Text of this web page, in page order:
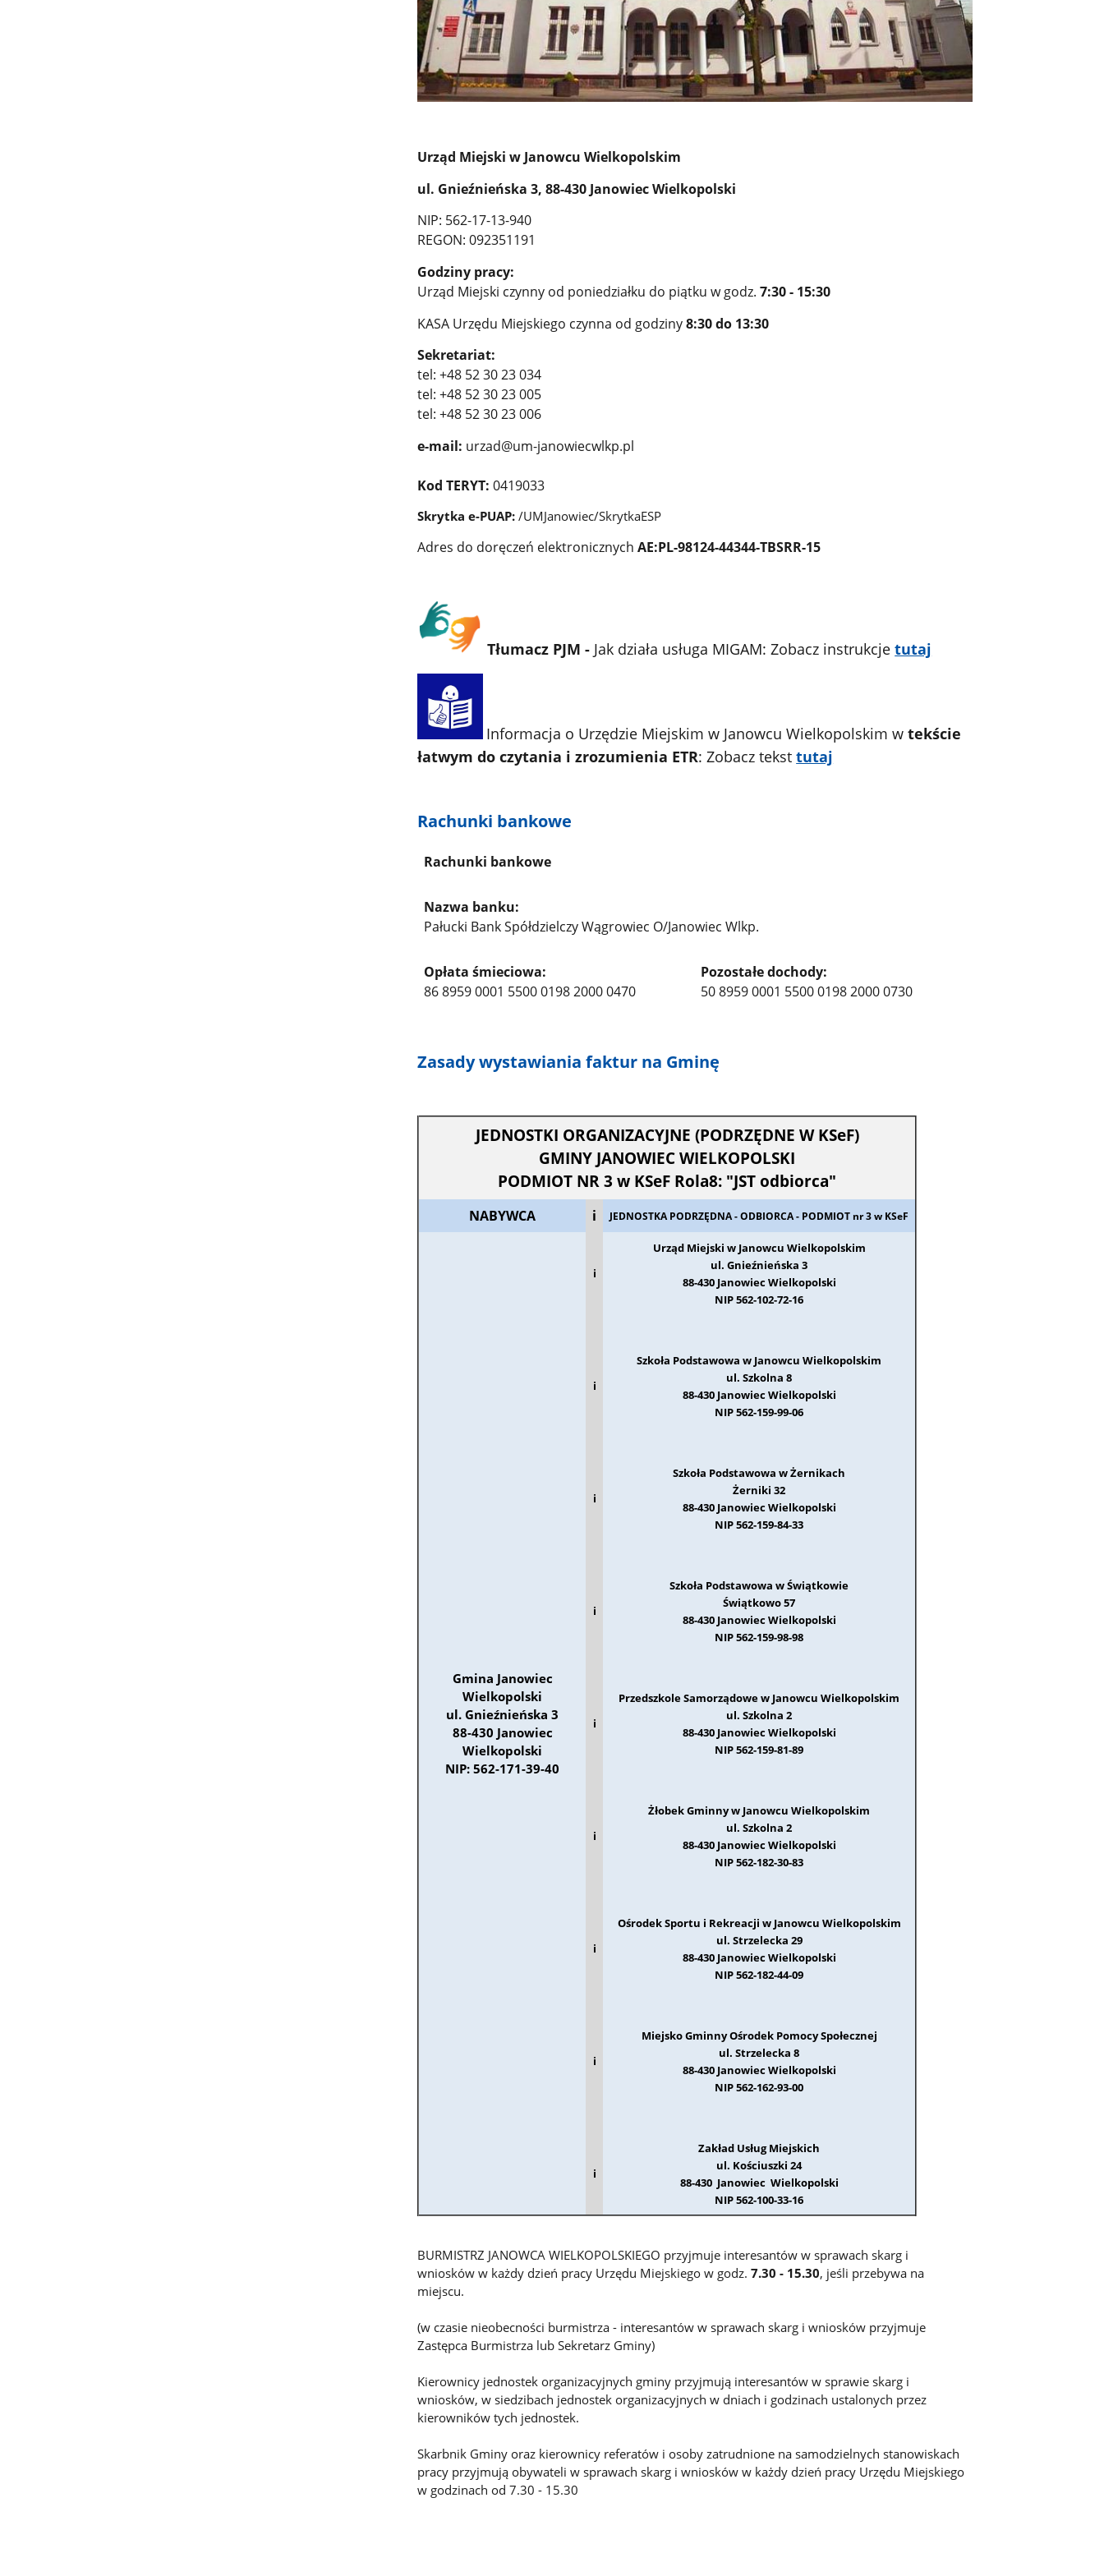
Urząd Miejski w Janowcu Wielkopolskim
ul. Gnieźnieńska 3, 88-430 Janowiec Wielkopolski
NIP: 562-17-13-940
REGON: 092351191
Godziny pracy:
Urząd Miejski czynny od poniedziałku do piątku w godz.7:30 - 15:30
KASA Urzędu Miejskiego czynna od godziny8:30 do 13:30
Sekretariat:
tel: +48 52 30 23 034
tel: +48 52 30 23 005
tel: +48 52 30 23 006
e-mail: urzad@um-janowiecwlkp.pl
Kod TERYT: 0419033
Skrytka e-PUAP: /UMJanowiec/SkrytkaESP
Adres do doręczeń elektronicznychAE:PL-98124-44344-TBSRR-15
Tłumacz PJM - Jak działa usługa MIGAM: Zobacz instrukcjetutaj
Informacja o Urzędzie Miejskim w Janowcu Wielkopolskim w tekście
łatwym do czytania i zrozumienia ETR: Zobacz teksttutaj
Rachunki bankowe
Rachunki bankowe
Nazwa banku:
Pałucki Bank Spółdzielczy Wągrowiec O/Janowiec Wlkp.
Opłata śmieciowa:
86 8959 0001 5500 0198 2000 0470
Pozostałe dochody:
50 8959 0001 5500 0198 2000 0730
Zasady wystawiania faktur na Gminę
JEDNOSTKI ORGANIZACYJNE (PODRZĘDNE W KSeF)
GMINY JANOWIEC WIELKOPOLSKI
PODMIOT NR 3 w KSeF Rola8: "JST odbiorca"
NABYWCA i JEDNOSTKA PODRZĘDNA - ODBIORCA - PODMIOT nr 3 w KSeF
Gmina Janowiec
Wielkopolski
ul. Gnieźnieńska 3
88-430 Janowiec
Wielkopolski
NIP: 562-171-39-40
i
Urząd Miejski w Janowcu Wielkopolskim
ul. Gnieźnieńska 3
88-430 Janowiec Wielkopolski
NIP 562-102-72-16
i
Szkoła Podstawowa w Janowcu Wielkopolskim
ul. Szkolna 8
88-430 Janowiec Wielkopolski
NIP 562-159-99-06
i
Szkoła Podstawowa w Żernikach
Żerniki 32
88-430 Janowiec Wielkopolski
NIP 562-159-84-33
i
Szkoła Podstawowa w Świątkowie
Świątkowo 57
88-430 Janowiec Wielkopolski
NIP 562-159-98-98
i
Przedszkole Samorządowe w Janowcu Wielkopolskim
ul. Szkolna 2
88-430 Janowiec Wielkopolski
NIP 562-159-81-89
i
Żłobek Gminny w Janowcu Wielkopolskim
ul. Szkolna 2
88-430 Janowiec Wielkopolski
NIP 562-182-30-83
i
Ośrodek Sportu i Rekreacji w Janowcu Wielkopolskim
ul. Strzelecka 29
88-430 Janowiec Wielkopolski
NIP 562-182-44-09
i
Miejsko Gminny Ośrodek Pomocy Społecznej
ul. Strzelecka 8
88-430 Janowiec Wielkopolski
NIP 562-162-93-00
i
Zakład Usług Miejskich
ul. Kościuszki 24
88-430 Janowiec Wielkopolski
NIP 562-100-33-16
BURMISTRZ JANOWCA WIELKOPOLSKIEGO przyjmuje interesantów w sprawach skarg i
wniosków w każdy dzień pracy Urzędu Miejskiego w godz.7.30 - 15.30, jeśli przebywa na
miejscu.
(w czasie nieobecności burmistrza - interesantów w sprawach skarg i wniosków przyjmuje
Zastępca Burmistrza lub Sekretarz Gminy)
Kierownicy jednostek organizacyjnych gminy przyjmują interesantów w sprawie skarg i
wniosków, w siedzibach jednostek organizacyjnych w dniach i godzinach ustalonych przez
kierowników tych jednostek.
Skarbnik Gminy oraz kierownicy referatów i osoby zatrudnione na samodzielnych stanowiskach
pracy przyjmują obywateli w sprawach skarg i wniosków w każdy dzień pracy Urzędu Miejskiego
w godzinach od 7.30 - 15.30